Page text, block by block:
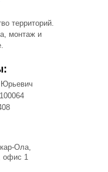
территорий.
монтаж и
Ола,
офис 1